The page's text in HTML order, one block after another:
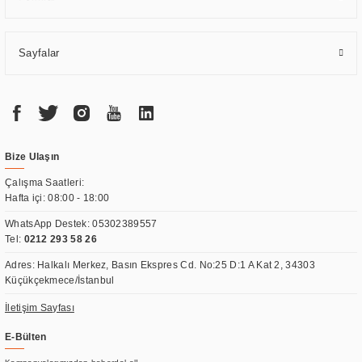
Sayfalar
Bize Ulaşın
Çalışma Saatleri:
Hafta içi: 08:00 - 18:00
WhatsApp Destek:05302389557
Tel: 0212 293 58 26
Adres: Halkalı Merkez, Basın Ekspres Cd. No:25 D:1 A Kat 2, 34303
Küçükçekmece/İstanbul
İletişim Sayfası
E-Bülten